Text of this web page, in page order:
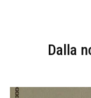
Dalla